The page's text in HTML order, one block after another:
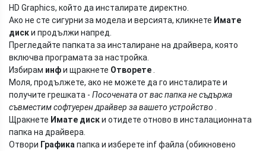
HD Graphics, който да инсталирате директно.
Ако не сте сигурни за модела и версията, кликнете Имате
диски продължи напред.
Прегледайте папката за инсталиране на драйвера, която
включва програмата за настройка.
Избирам инфи щракнете Отворете
Моля, продължете, ако не можете да го инсталирате и
получите грешката - Посочената от вас папка не съдържа
съвместим софтуерен драйвер за вашето устройство
Щракнете Имате диски отидете отново в инсталационната
папка на драйвера.
Отвори Графика папка и изберете inf файла (обикновено